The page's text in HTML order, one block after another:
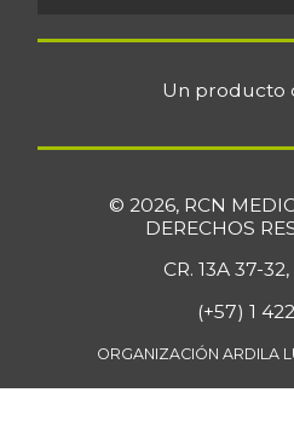
Un producto
© 2026, RCN
DERECHOS
CR. 13A 37-
(+57) 1
ORGANIZACIÓN ARDILA